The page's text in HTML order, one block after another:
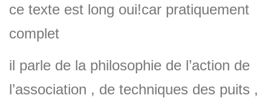
ce texte est long oui!car pratiquement
complet
il parle de la philosophie de l’action de
l’association , de techniques des puits ,